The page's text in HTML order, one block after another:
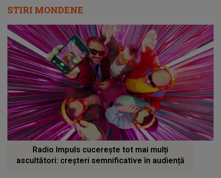
STIRI MONDENE
Radio Impuls cucerește tot mai mulți
ascultători: creșteri semnificative în audiență